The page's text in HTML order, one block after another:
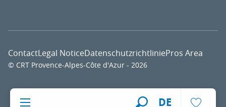
DE
© CRT Provence-Alpes-Côte d'Azur - 2026
ContactLegal NoticeDatenschutzrichtliniePros Area